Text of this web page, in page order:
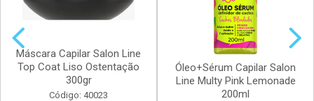
Máscara Capilar Salon Line
Top Coat Liso Ostentação
300gr
Código: 40023
Óleo+Sérum Capilar Salon
Line Multy Pink Lemonade
200ml